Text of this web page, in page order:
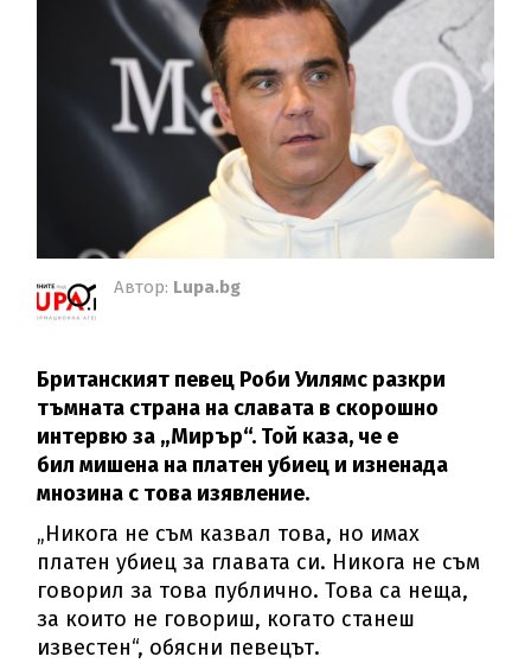
Автор: Lupa.bg
Британският певец Роби Уилямс разкри
тъмната страна на славата в скорошно
интервю за „Мирър“. Той каза, че е
бил мишена на платен убиец и изненада
мнозина с това изявление.
„Никога не съм казвал това, но имах
платен убиец за главата си. Никога не съм
говорил за това публично. Това са неща,
за които не говориш, когато станеш
известен“, обясни певецът.